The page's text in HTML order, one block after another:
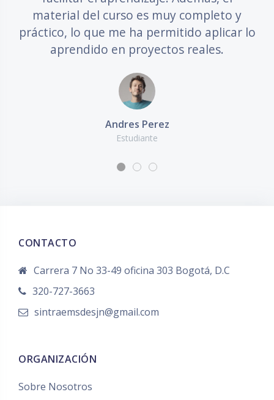
material del curso es muy completo y
práctico, lo que me ha permitido aplicar lo
aprendido en proyectos reales.
Andres Perez
Estudiante
CONTACTO
Carrera 7 No 33-49 oficina 303 Bogotá, D.C
320-727-3663
sintraemsdesjn@gmail.com
ORGANIZACIÓN
Sobre Nosotros